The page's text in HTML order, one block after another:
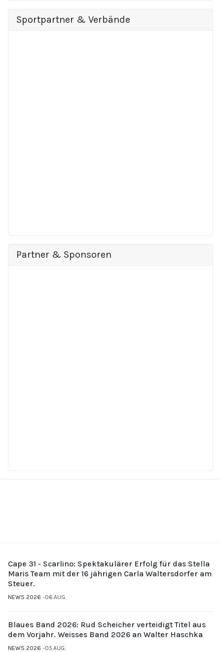
Sportpartner & Verbände
Partner & Sponsoren
Cape 31 - Scarlino: Spektakulärer Erfolg für das Stella
Maris Team mit der 16 jährigen Carla Waltersdorfer am
Steuer.
NEWS 2026 06.AUG.
Blaues Band 2026: Rud Scheicher verteidigt Titel aus
dem Vorjahr. Weisses Band 2026 an Walter Haschka
NEWS 2026 05.AUG.